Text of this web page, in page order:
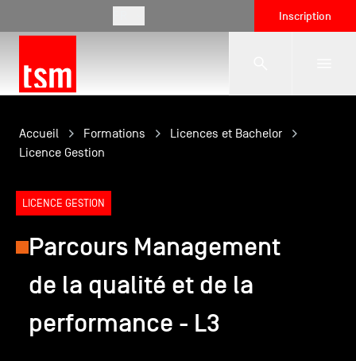
Inscription
L'école
Formations
Vie étudiante
Entreprises
Accueil Formations
Licences et Bachelor
Licence Gestion
LICENCE GESTION
Parcours Management
de la qualité et de la
performance - L3